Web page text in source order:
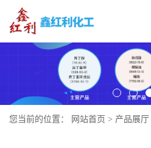
您当前的位置： 网站首页 > 产品展厅